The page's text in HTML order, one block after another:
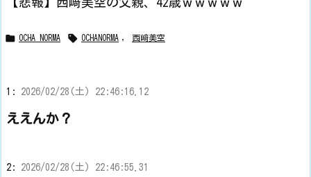
 OCHA NORMA  OCHANORMA , 西﨑美空
1: 2026/02/28(土) 22:46:16.12
ええんか？
2: 2026/02/28(土) 22:46:55.31